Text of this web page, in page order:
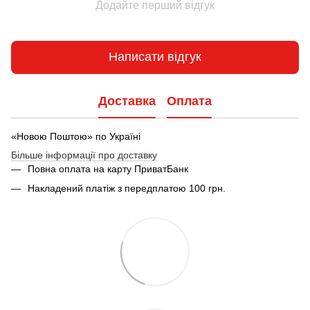
Додайте перший відгук
Написати відгук
Доставка Оплата
«Новою Поштою» по Україні
Більше інформації про доставку
Повна оплата на карту ПриватБанк
Накладений платіж з передплатою 100 грн.